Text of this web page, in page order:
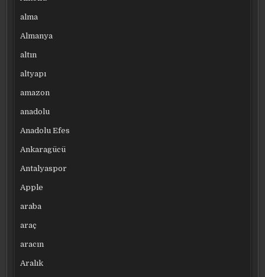
alma
Almanya
altın
altyapı
amazon
anadolu
Anadolu Efes
Ankaragücü
Antalyaspor
Apple
araba
araç
aracın
Aralık